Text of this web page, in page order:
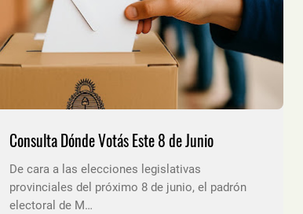
Consulta Dónde Votás Este 8 de Junio
De cara a las elecciones legislativas
provinciales del próximo 8 de junio, el padrón
electoral de M…